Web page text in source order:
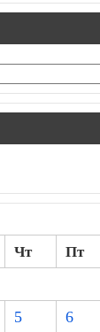
Чт Пт
5 6